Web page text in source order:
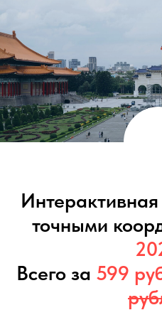
точными
Всего за 599